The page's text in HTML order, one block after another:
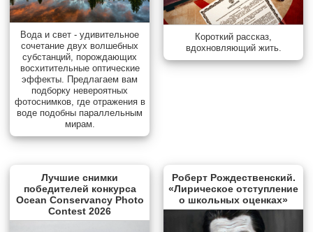
Вода и свет - удивительное
сочетание двух волшебных
субстанций, порождающих
восхитительные оптические
эффекты. Предлагаем вам
подборку невероятных
фотоснимков, где отражения в
воде подобны параллельным
мирам.
Короткий рассказ,
вдохновляющий жить.
Лучшие снимки
победителей конкурса
Ocean Conservancy Photo
Contest 2026
Роберт Рождественский.
«Лирическое отступление
о школьных оценках»